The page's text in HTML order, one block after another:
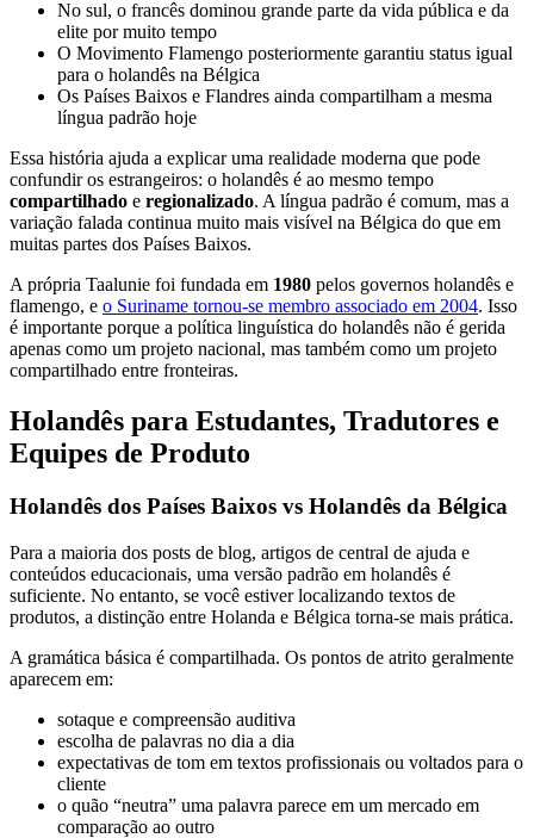
No sul, o francês dominou grande parte da vida pública e da
elite por muito tempo
O Movimento Flamengo posteriormente garantiu status igual
para o holandês na Bélgica
Os Países Baixos e Flandres ainda compartilham a mesma
língua padrão hoje
Essa história ajuda a explicar uma realidade moderna que pode
confundir os estrangeiros: o holandês é ao mesmo tempo
compartilhado e regionalizado. A língua padrão é comum, mas a
variação falada continua muito mais visível na Bélgica do que em
muitas partes dos Países Baixos.
A própria Taalunie foi fundada em 1980 pelos governos holandês e
flamengo, e o Suriname tornou-se membro associado em 2004. Isso
é importante porque a política linguística do holandês não é gerida
apenas como um projeto nacional, mas também como um projeto
compartilhado entre fronteiras.
Holandês para Estudantes, Tradutores e
Equipes de Produto
Holandês dos Países Baixos vs Holandês da Bélgica
Para a maioria dos posts de blog, artigos de central de ajuda e
conteúdos educacionais, uma versão padrão em holandês é
suficiente. No entanto, se você estiver localizando textos de
produtos, a distinção entre Holanda e Bélgica torna-se mais prática.
A gramática básica é compartilhada. Os pontos de atrito geralmente
aparecem em:
sotaque e compreensão auditiva
escolha de palavras no dia a dia
expectativas de tom em textos profissionais ou voltados para o
cliente
o quão “neutra” uma palavra parece em um mercado em
comparação ao outro